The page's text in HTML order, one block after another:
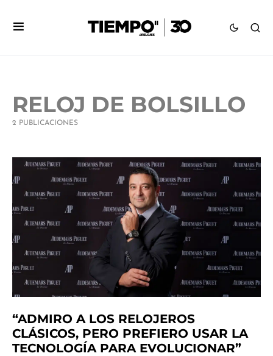
RELOJ DE BOLSILLO
2 PUBLICACIONES
“ADMIRO A LOS RELOJEROS
CLÁSICOS, PERO PREFIERO USAR LA
TECNOLOGÍA PARA EVOLUCIONAR”